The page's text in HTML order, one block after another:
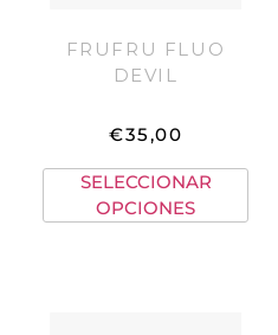
FRUFRU FLUO
DEVIL
€35,00
SELECCIONAR
OPCIONES